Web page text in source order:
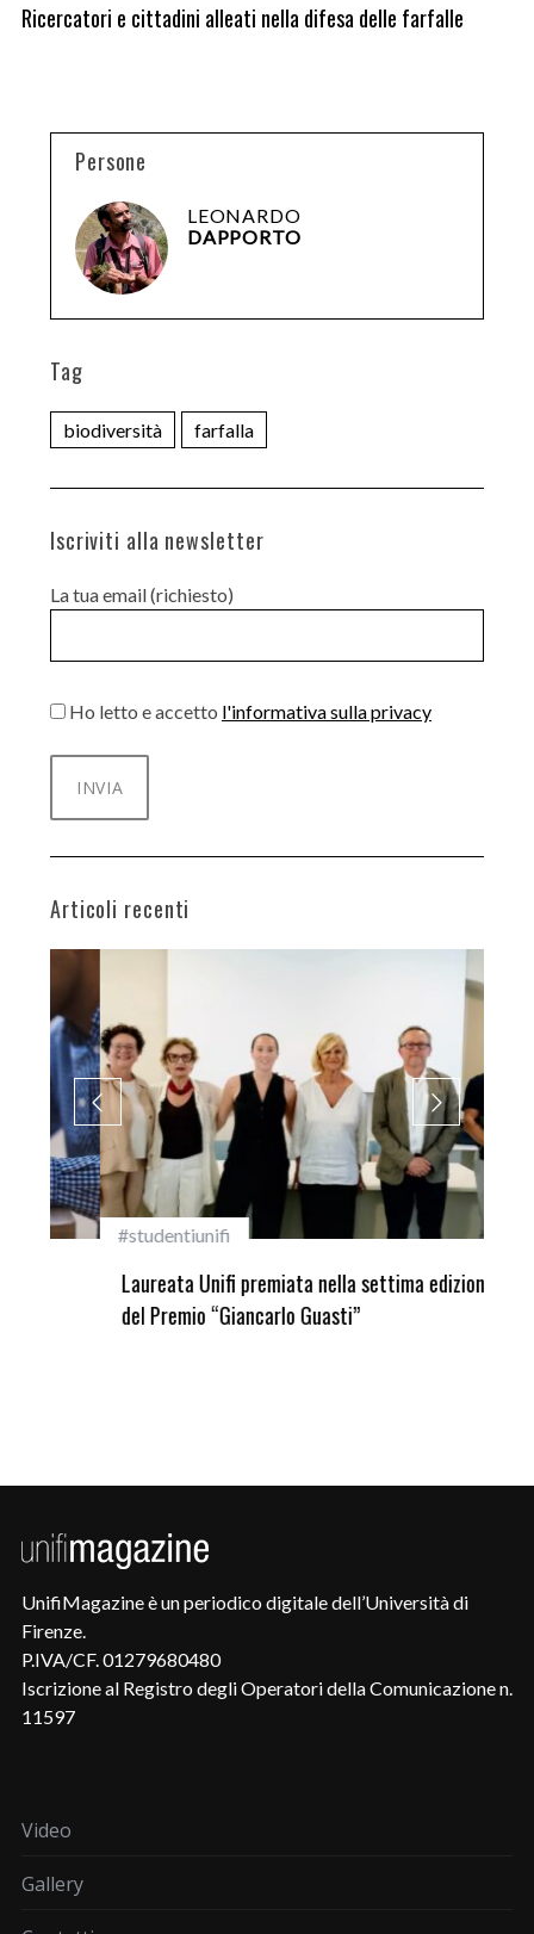
Ricercatori e cittadini alleati nella difesa delle farfalle
Persone
LEONARDO
DAPPORTO
Tag
biodiversità farfalla
Iscriviti alla newsletter
La tua email (richiesto)
Ho letto e accetto l'informativa sulla privacy
Articoli recenti
#studentiunifi
Laureata Unifi premiata nella settima edizione
del Premio “Giancarlo Guasti”
UnifiMagazine è un periodico digitale dell’Università di
Firenze.
P.IVA/CF. 01279680480
Iscrizione al Registro degli Operatori della Comunicazione n.
11597
Video
Gallery